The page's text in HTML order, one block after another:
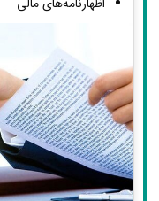
اظهارنامه‌های مالی